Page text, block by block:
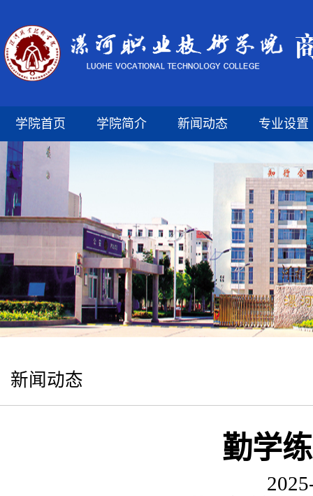
学院首页 学院简介 新闻动态 专业设置
新闻动态
勤学